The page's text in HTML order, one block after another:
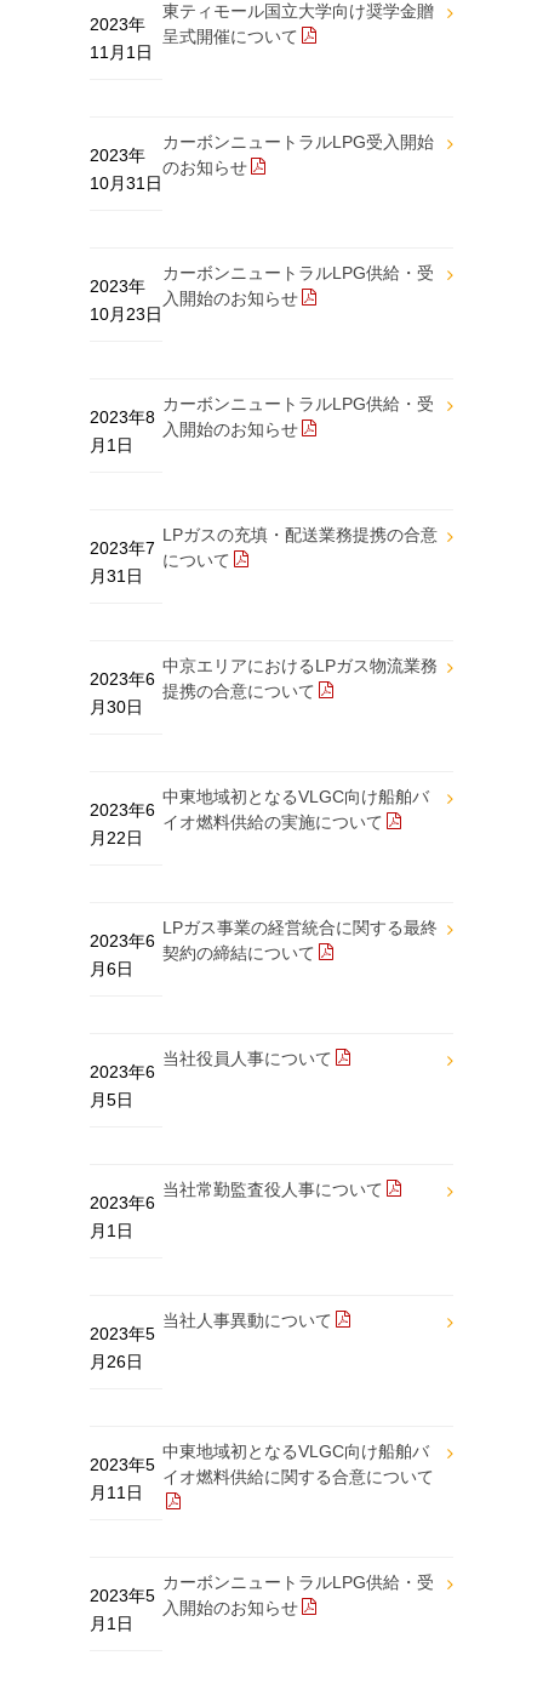
東ティモール国立大学向け奨学金贈
呈式開催について
2023年
11月1日
カーボンニュートラルLPG受入開始
のお知らせ
2023年
10月31日
カーボンニュートラルLPG供給・受
入開始のお知らせ
2023年
10月23日
カーボンニュートラルLPG供給・受
入開始のお知らせ
2023年8
月1日
LPガスの充填・配送業務提携の合意
について
2023年7
月31日
中京エリアにおけるLPガス物流業務
提携の合意について
2023年6
月30日
中東地域初となるVLGC向け船舶バ
イオ燃料供給の実施について
2023年6
月22日
LPガス事業の経営統合に関する最終
契約の締結について
2023年6
月6日
当社役員人事について
2023年6
月5日
当社常勤監査役人事について
2023年6
月1日
当社人事異動について
2023年5
月26日
中東地域初となるVLGC向け船舶バ
イオ燃料供給に関する合意について
2023年5
月11日
カーボンニュートラルLPG供給・受
入開始のお知らせ
2023年5
月1日